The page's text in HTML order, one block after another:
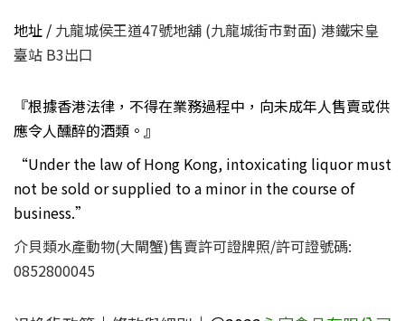
地址 / 九龍城侯王道47號地舖 (九龍城街市對面) 港鐵宋皇
臺站 B3出口
『根據香港法律，不得在業務過程中，向未成年人售賣或供
應令人醺醉的酒類。』
“Under the law of Hong Kong, intoxicating liquor must
not be sold or supplied to a minor in the course of
business.”
介貝類水產動物(大閘蟹)售賣許可證牌照/許可證號碼:
0852800045